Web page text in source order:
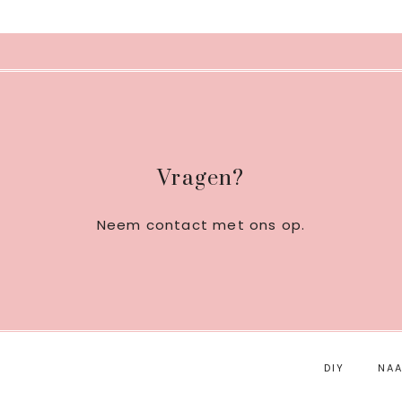
Vragen?
Neem contact met ons op.
DIY